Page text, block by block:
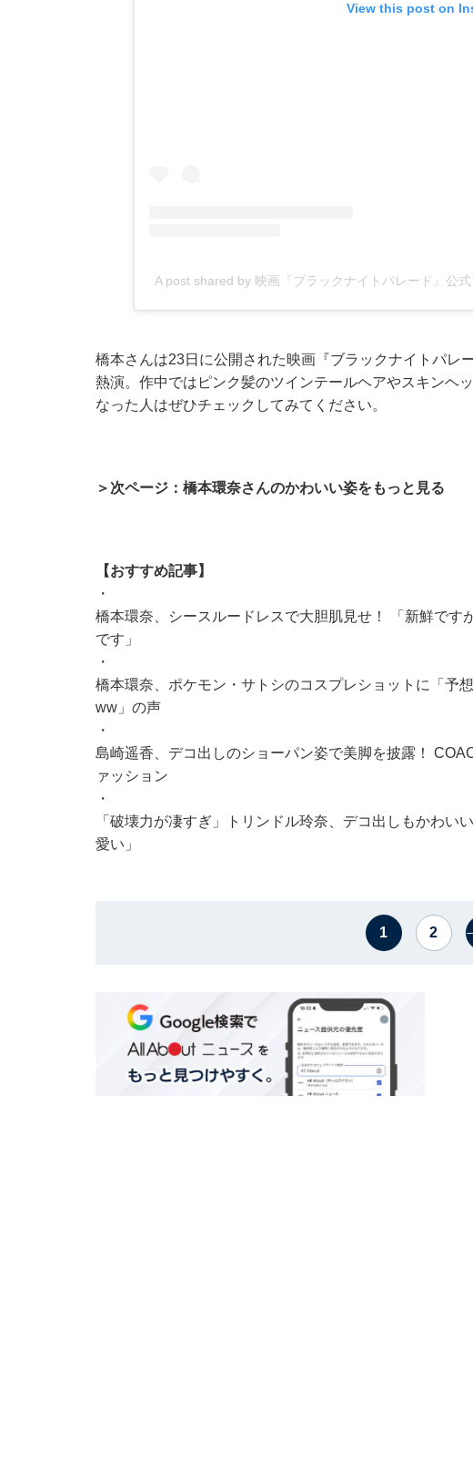
View this post on
A post shared by 映画『ブラックナイトパレード』公
橋本さんは23日に公開された映画『ブラックナイトパレ
熱演。作中ではピンク髪のツインテールヘアやスキンヘ
なった人はぜひチェックしてみてください。
＞次ページ：橋本環奈さんのかわいい姿をもっと見る
【おすすめ記事】
・
橋本環奈、シースルードレスで大胆肌見せ！ 「新鮮です
です」
・
橋本環奈、ポケモン・サトシのコスプレショットに「予
ww」の声
・
島崎遥香、デコ出しのショーパン姿で美脚を披露！
ァッション
・
「破壊力が凄すぎ」トリンドル玲奈、デコ出しもかわい
愛い」
1 2